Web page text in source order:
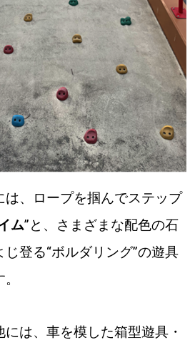
は、ロープを掴んでステップ
ム”と、さまざまな配色の石
登る“ボルダリング”の遊具
は、車を模した箱型遊具・